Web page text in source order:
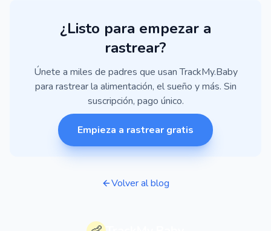
¿Listo para empezar a
rastrear?
Únete a miles de padres que usan TrackMy.Baby
para rastrear la alimentación, el sueño y más. Sin
suscripción, pago único.
Empieza a rastrear gratis
Volver al blog